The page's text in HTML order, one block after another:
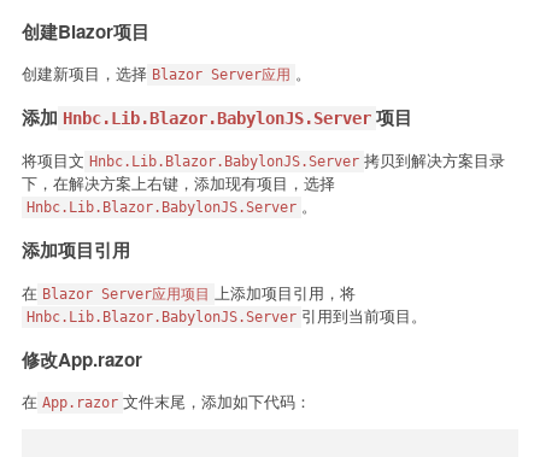
创建Blazor项目
创建新项目，选择 Blazor Server应用 。
添加 Hnbc.Lib.Blazor.BabylonJS.Server 项目
将项目文 Hnbc.Lib.Blazor.BabylonJS.Server 拷贝到解决方案目录
下，在解决方案上右键，添加现有项目，选择
Hnbc.Lib.Blazor.BabylonJS.Server 。
添加项目引用
在 Blazor Server应用项目 上添加项目引用，将
Hnbc.Lib.Blazor.BabylonJS.Server 引用到当前项目。
修改App.razor
在 App.razor 文件末尾，添加如下代码：